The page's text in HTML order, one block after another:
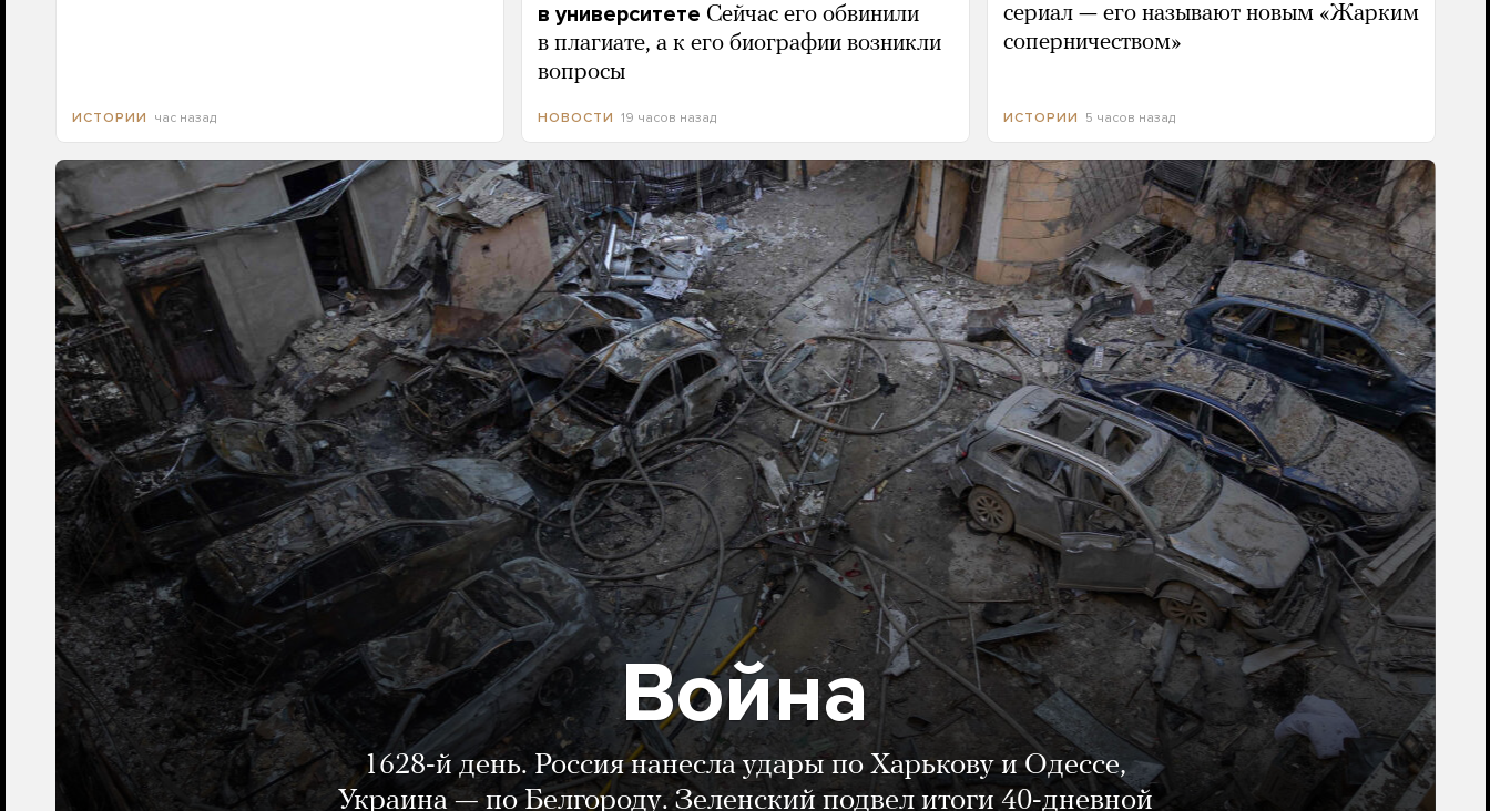
ИСТОРИИ час назад
в университете Сейчас его обвинили
в плагиате, а к его биографии возникли
вопросы
НОВОСТИ 19 часов назад
сериал — его называют новым «Жарким
соперничеством»
ИСТОРИИ 5 часов назад
Война
1628-й день. Россия нанесла удары по Харькову и Одессе,
Украина — по Белгороду. Зеленский подвел итоги 40-дневной